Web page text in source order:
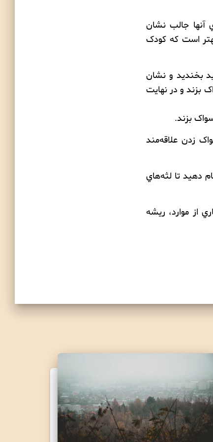
آنها جالب نشان
است که کودک
بخنديد و نشان
بزند و در نهايت
بزند.
زدن علاقه‌مند
دهيد تا لثه‌هاي
از موارد، ريشه